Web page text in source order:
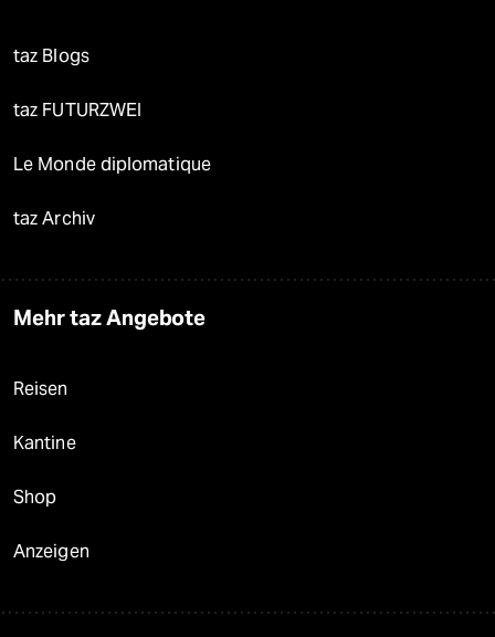
taz Blogs
taz FUTURZWEI
Le Monde diplomatique
taz Archiv
Mehr taz Angebote
Reisen
Kantine
Shop
Anzeigen